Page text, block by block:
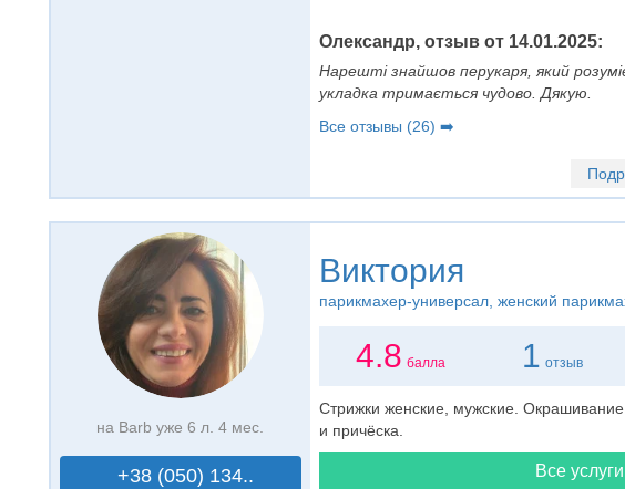
Олександр, отзыв от 14.01.2025:
Нарешті знайшов перукаря, який
укладка тримається чудово. Дякую.
Все отзывы (26) ➡️
на Barb уже 6 л. 4 мес.
+38 (050) 134..
Виктория
парикмахер-универсал, женский
4.8 балла 1 отзыв
Стрижки женские, мужские.
и причёска.
Все